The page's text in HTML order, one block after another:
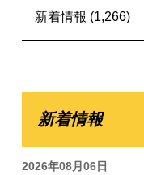
新着情報 (1,266)
新着情報
2026年08月06日